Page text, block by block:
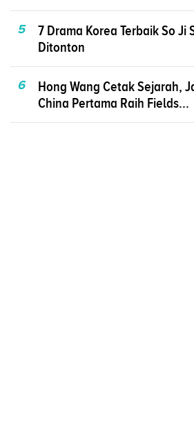
5
7 Drama Korea Terbaik So Ji
Ditonton
6
Hong Wang Cetak Sejarah,
China Pertama Raih Fields...